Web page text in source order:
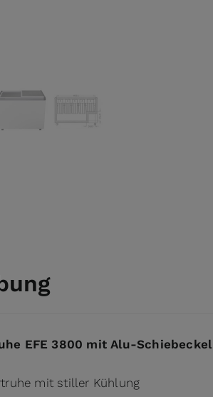
image
View larger image
EFE 3800 mit Alu-Schiebeckel
mit stiller Kühlung